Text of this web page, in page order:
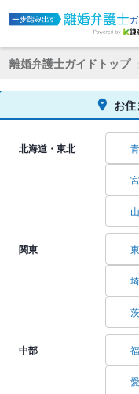
離婚弁護士ガイドトップ
お
北海道・東北
関東
中部